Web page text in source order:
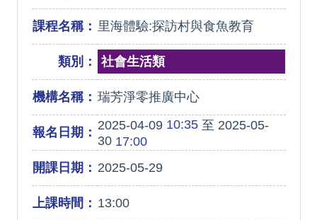
課程名稱： 里海體驗:探訪村與食魚教育
類別： 社會生活類
機構名稱： 瑞芳淨零推廣中心
報名日期： 2025-04-0910:35至 2025-05-
3017:00
開課日期： 2025-05-29
上課時間： 13:00